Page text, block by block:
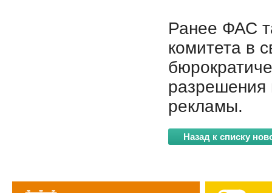
Ранее ФАС
комитета в
разрешения
рекламы.
Назад к списку